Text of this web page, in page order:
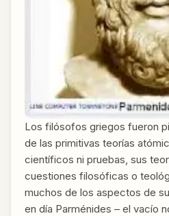
Los filósofos griegos fueron
de las primitivas teorías
científicos ni pruebas, sus
cuestiones filosóficas o
muchos de los aspectos de
en día Parménides – el vacío